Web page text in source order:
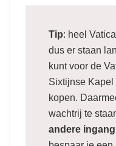
Tip: heel
dus er staan
kunt voor de
Sixtijnse Kapel
kopen.
wachtrij te
andere